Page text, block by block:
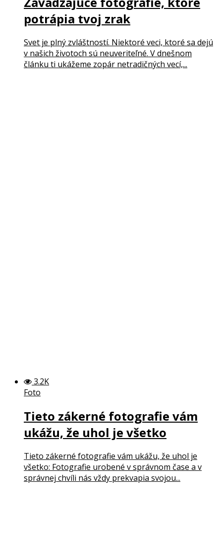
potrápia tvoj zrak
Svet je plný zvláštností. Niektoré veci, ktoré sa dejú
v našich životoch sú neuveriteľné. V dnešnom
článku ti ukážeme zopár netradičných vecí,...
3.2K
Foto
Tieto zákerné fotografie vám
ukážu, že uhol je všetko
Tieto zákerné fotografie vám ukážu, že uhol je
všetko: Fotografie urobené v správnom čase a v
správnej chvíli nás vždy prekvapia svojou...